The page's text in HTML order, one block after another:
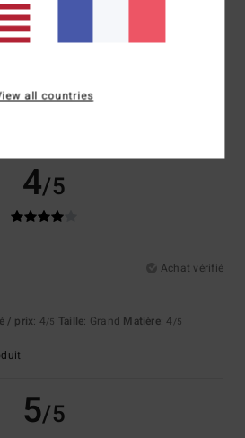
4/5
Achat vérifié
/ prix: 4/5 Taille: Grand Matière: 4 /5
5/5
all countries